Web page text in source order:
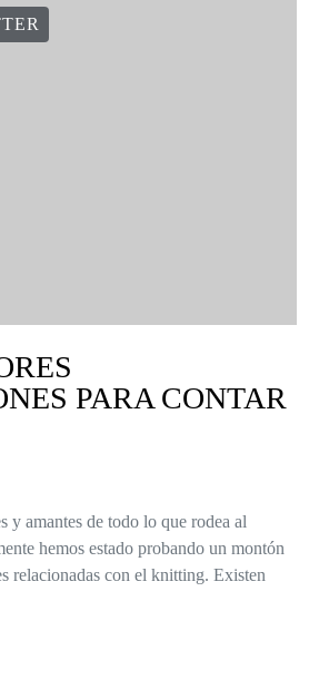
PARA CONTAR
y amantes de todo lo que rodea al
hemos estado probando un montón
relacionadas con el knitting. Existen